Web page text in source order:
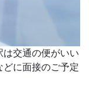
は交通の便がいい
に面接のご予定